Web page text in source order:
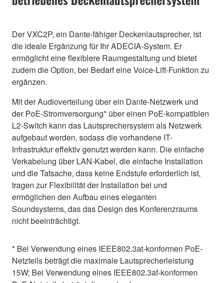
Der VXC2P, ein Dante-fähiger Deckenlautsprecher, ist
die ideale Ergänzung für Ihr ADECIA-System. Er
ermöglicht eine flexiblere Raumgestaltung und bietet
zudem die Option, bei Bedarf eine Voice-Lift-Funktion zu
ergänzen.
Mit der Audioverteilung über ein Dante-Netzwerk und
der PoE-Stromversorgung* über einen PoE-kompatiblen
L2-Switch kann das Lautsprechersystem als Netzwerk
aufgebaut werden, sodass die vorhandene IT-
Infrastruktur effektiv genutzt werden kann. Die einfache
Verkabelung über LAN-Kabel, die einfache Installation
und die Tatsache, dass keine Endstufe erforderlich ist,
tragen zur Flexibilität der Installation bei und
ermöglichen den Aufbau eines eleganten
Soundsystems, das das Design des Konferenzraums
nicht beeinträchtigt.
* Bei Verwendung eines IEEE802.3at-konformen PoE-
Netzteils beträgt die maximale Lautsprecherleistung
15W; Bei Verwendung eines IEEE802.3af-konformen